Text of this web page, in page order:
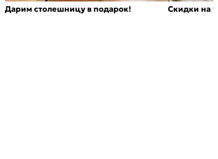
Дарим столешницу в подарок! Скидки на